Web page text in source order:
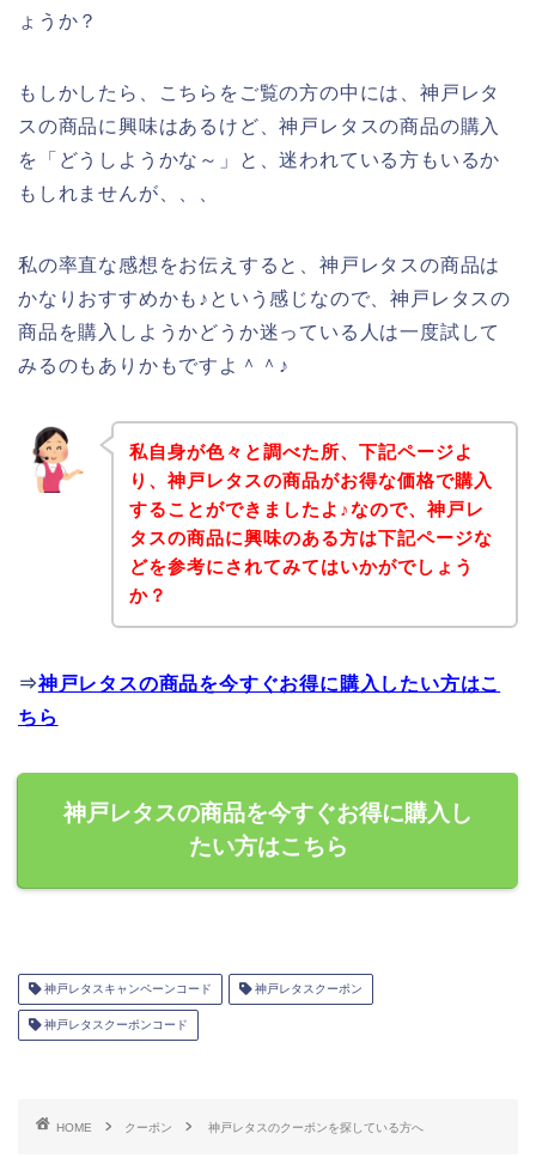
ょうか？
もしかしたら、こちらをご覧の方の中には、神戸レタ
スの商品に興味はあるけど、神戸レタスの商品の購入
を「どうしようかな～」と、迷われている方もいるか
もしれませんが、、、
私の率直な感想をお伝えすると、神戸レタスの商品は
かなりおすすめかも♪という感じなので、神戸レタスの
商品を購入しようかどうか迷っている人は一度試して
みるのもありかもですよ＾＾♪
私自身が色々と調べた所、下記ページよ
り、神戸レタスの商品がお得な価格で購入
することができましたよ♪なので、神戸レ
タスの商品に興味のある方は下記ページな
どを参考にされてみてはいかがでしょう
か？
⇒神戸レタスの商品を今すぐお得に購入したい方はこ
ちら
神戸レタスの商品を今すぐお得に購入し
たい方はこちら
神戸レタスキャンペーンコード 神戸レタスクーポン
神戸レタスクーポンコード
HOME クーポン 神戸レタスのクーポンを探している方へ